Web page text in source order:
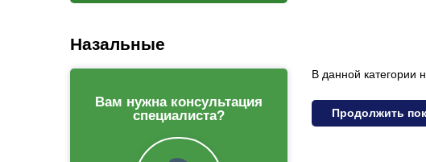
Назальные
Вам нужна консультация
специалиста?
В данной категории
Продолжить